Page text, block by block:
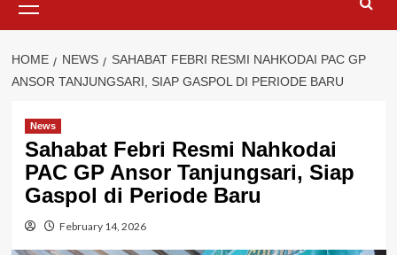
Menu
HOME NEWS
SAHABAT FEBRI RESMI NAHKODAI PAC GP
ANSOR TANJUNGSARI, SIAP GASPOL DI PERIODE BARU
News
Sahabat Febri Resmi Nahkodai
PAC GP Ansor Tanjungsari, Siap
Gaspol di Periode Baru
February 14, 2026